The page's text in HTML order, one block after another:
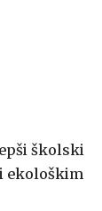
školski
ekološkim